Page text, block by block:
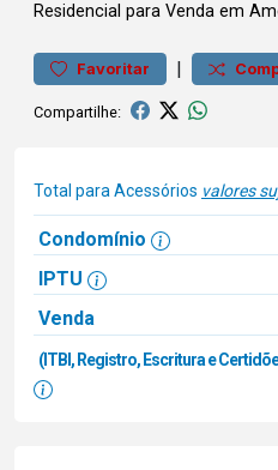
Residencial para Venda em
Favoritar |
Compartilhe:
Total para Acessórios valores
Condomínio
IPTU
Venda
(ITBI, Registro, Escritura e